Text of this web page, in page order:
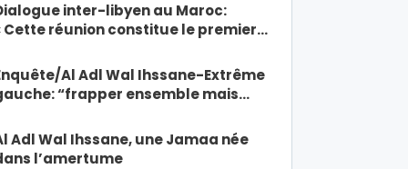
inter-libyen au Maroc:
Cette réunion constitue le premier…
Al Adl Wal Ihssane-Extrême
“frapper ensemble mais…
Adl Wal Ihssane, une Jamaa née
l’amertume